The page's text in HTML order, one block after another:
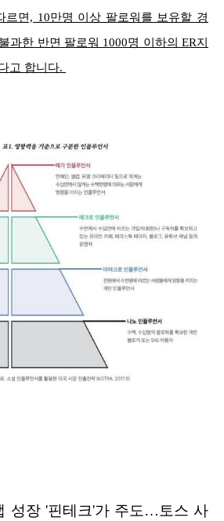
르면, 10만명 이상 팔로워를 보유할 경
과한 반면 팔로워 1000명 이하의 ER지
고 합니다.
성장 '핀테크'가 주도…토스 사